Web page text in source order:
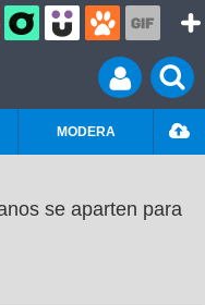
MODERA
se aparten para